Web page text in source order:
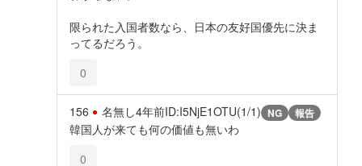
限られた入国者数なら、日本の友好国優先に決ま
ってるだろう。
0
156 名無し4年前ID:I5NjE1OTU(1/1) NG 報告
韓国人が来ても何の価値も無いわ
0